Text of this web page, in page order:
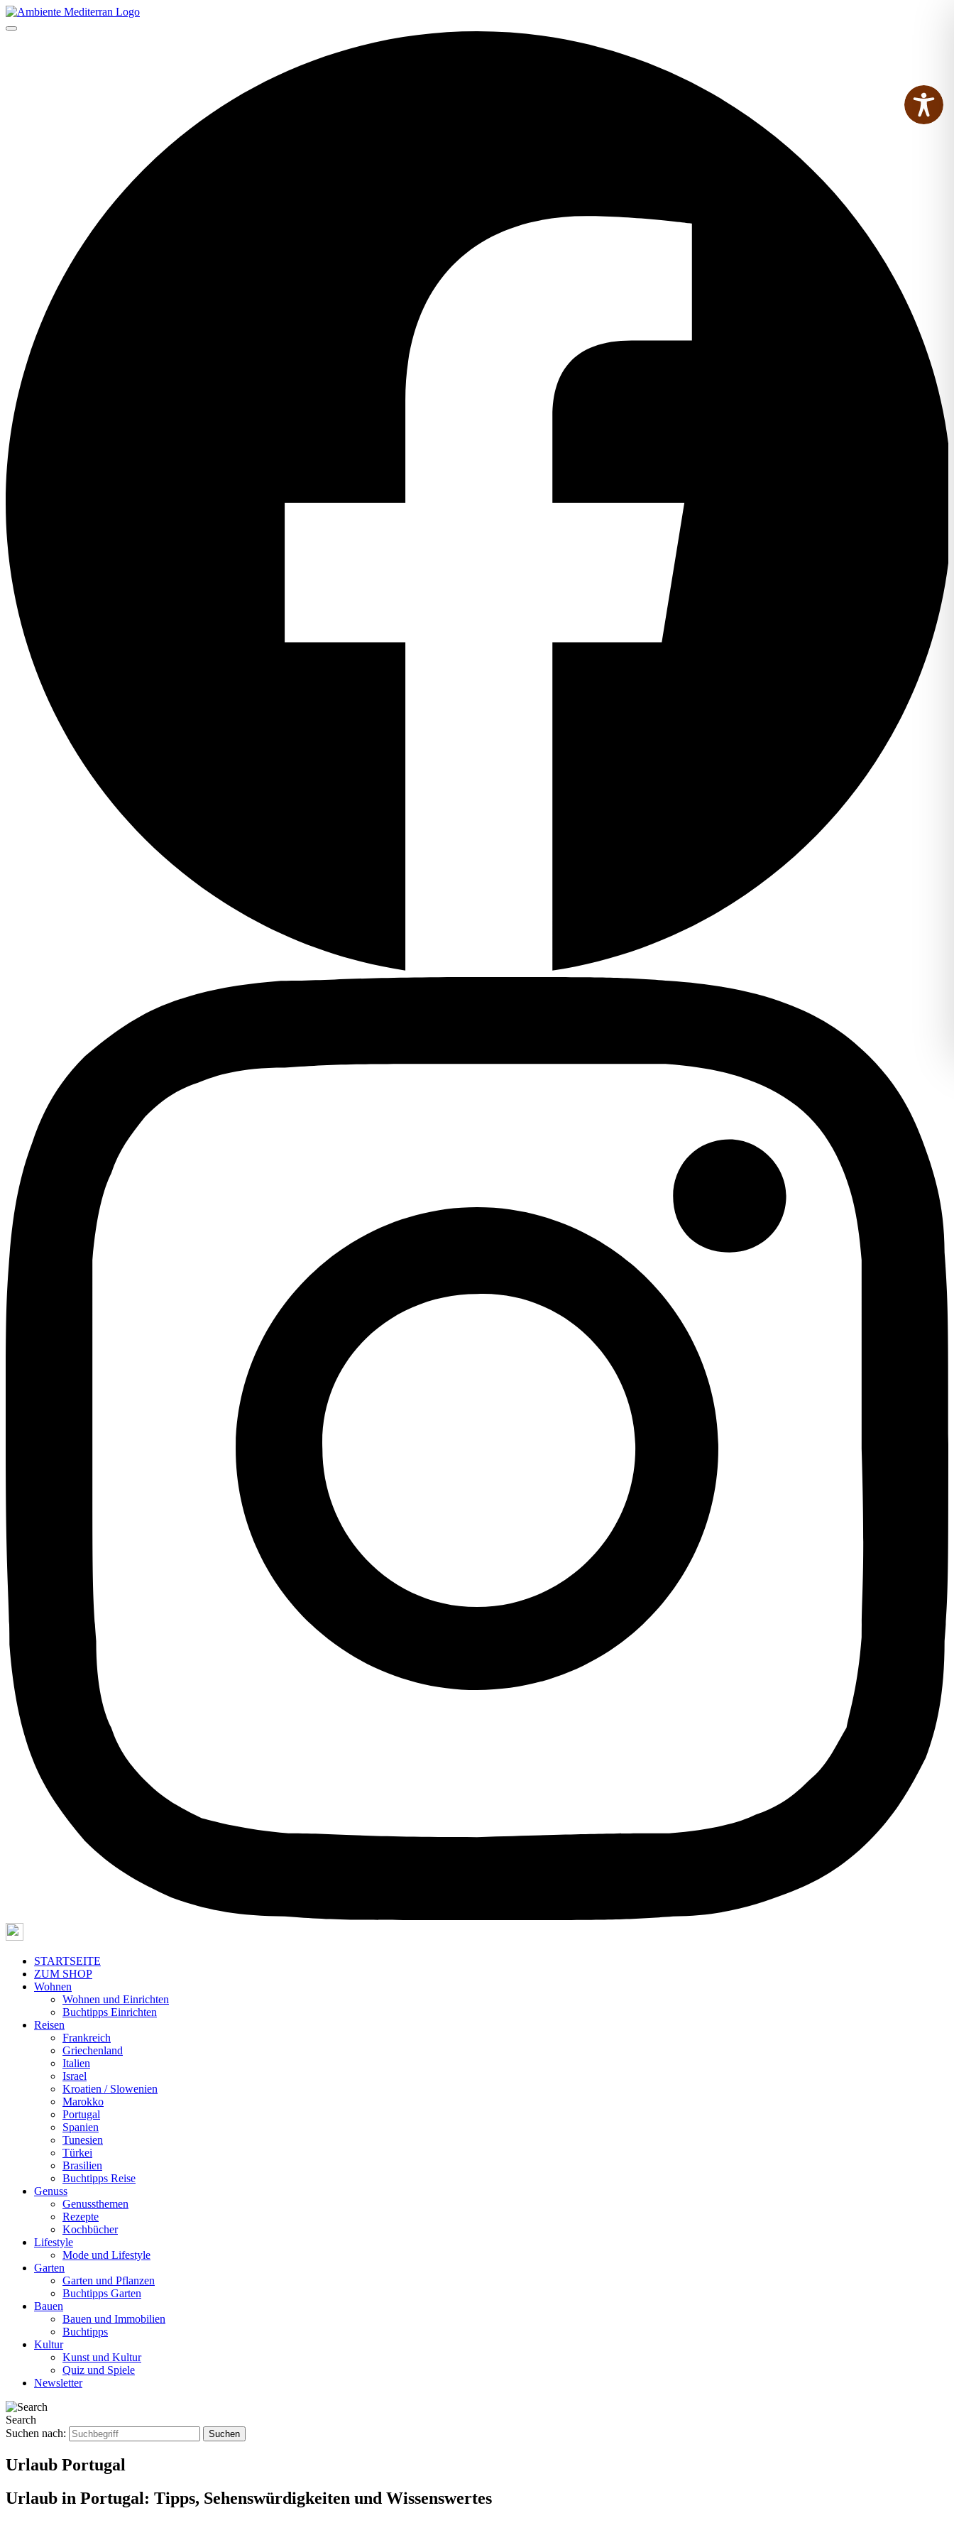
STARTSEITE
ZUM SHOP
Wohnen
Wohnen und Einrichten
Buchtipps Einrichten
Reisen
Frankreich
Griechenland
Italien
Israel
Kroatien / Slowenien
Marokko
Portugal
Spanien
Tunesien
Türkei
Brasilien
Buchtipps Reise
Genuss
Genussthemen
Rezepte
Kochbücher
Lifestyle
Mode und Lifestyle
Garten
Garten und Pflanzen
Buchtipps Garten
Bauen
Bauen und Immobilien
Buchtipps
Kultur
Kunst und Kultur
Quiz und Spiele
Newsletter
Search
Suchen nach:
Urlaub Portugal
Urlaub in Portugal: Tipps, Sehenswürdigkeiten und Wissenswertes